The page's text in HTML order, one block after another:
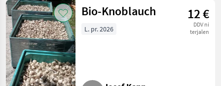
stroji za vrtnarstvo
Bio-Knoblauch 12 €
DDV ni
terjalen
L. pr. 2026